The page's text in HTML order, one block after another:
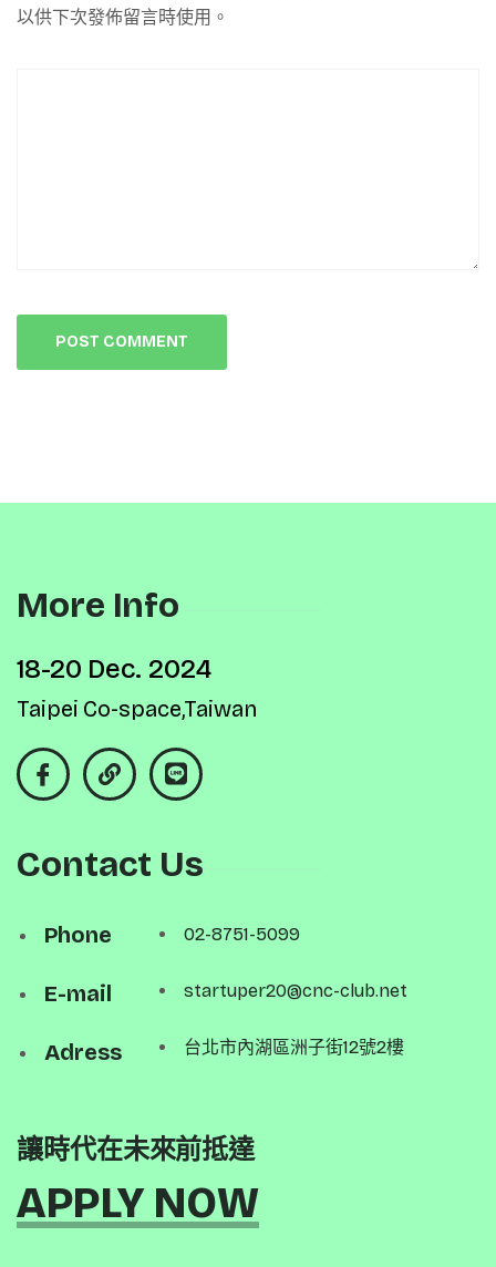
以供下次發佈留言時使用。
More Info
18-20 Dec. 2024
Taipei Co-space,Taiwan
Contact Us
Phone
E-mail
Adress
02-8751-5099
startuper20@cnc-club.net
台北市內湖區洲子街12號2樓
讓時代在未來前抵達
APPLY NOW